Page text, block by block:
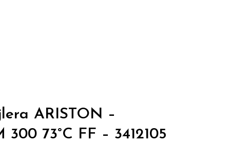
ARISTON –
73°C FF – 3412105